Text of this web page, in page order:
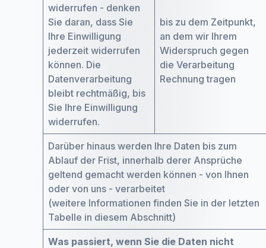
widerrufen - denken
Sie daran, dass Sie
Ihre Einwilligung
jederzeit widerrufen
können. Die
Datenverarbeitung
bleibt rechtmäßig, bis
Sie Ihre Einwilligung
widerrufen.
bis zu dem Zeitpunkt,
an dem wir Ihrem
Widerspruch gegen
die Verarbeitung
Rechnung tragen
Darüber hinaus werden Ihre Daten bis zum
Ablauf der Frist, innerhalb derer Ansprüche
geltend gemacht werden können - von Ihnen
oder von uns - verarbeitet
(weitere Informationen finden Sie in der letzten
Tabelle in diesem Abschnitt)
Was passiert, wenn Sie die Daten nicht